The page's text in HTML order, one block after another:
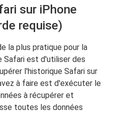
sur iPhone
requise)
la plus pratique pour la
Safari est d'utiliser des
l'historique Safari sur
à faire est d'exécuter le
à récupérer et
toutes les données